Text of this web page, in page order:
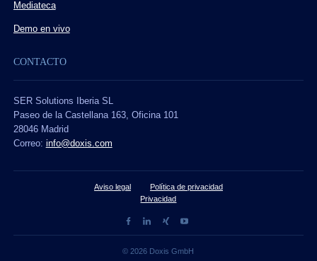
Mediateca
Demo en vivo
CONTACTO
SER Solutions Iberia SL
Paseo de la Castellana 163, Oficina 101
28046 Madrid
Correo: info@doxis.com
Aviso legal
Política de privacidad
Privacidad
© 2026 Doxis GmbH